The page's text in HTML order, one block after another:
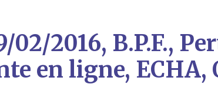
2016, B.P.F.,
en ligne, ECHA,